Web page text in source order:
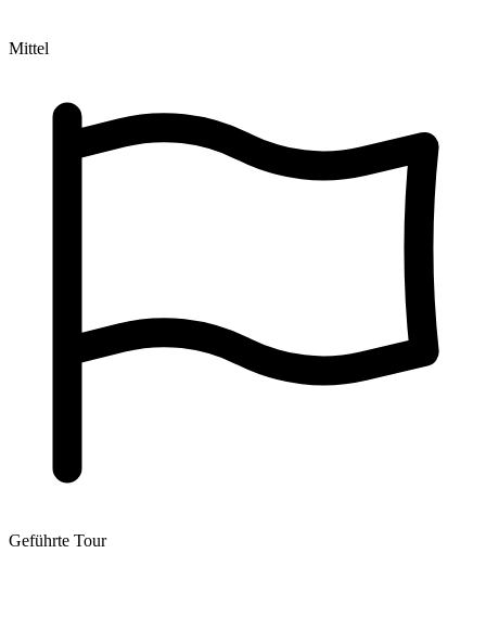
Mittel
Geführte Tour